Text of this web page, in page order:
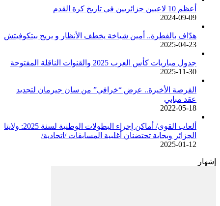
أعظم 10 لاعبين جزائريين في تاريخ كرة القدم
2024-09-09
هدّاف بالفطرة.. أمين شياخة يخطف الأنظار و يريح بيتكوفيتش
2025-04-23
جدول مباريات كأس العرب 2025 والقنوات الناقلة المفتوحة
2025-11-30
الفرصة الأخيرة.. عرض “خرافي” من سان جيرمان لتجديد
عقد مبابي
2022-05-18
ألعاب القوى/ أماكن إجراء البطولات الوطنية لسنة 2025: ولايتا
الجزائر وبجاية تحتضنان أغلبية المسابقات /اتحادية/
2025-01-12
إشهار